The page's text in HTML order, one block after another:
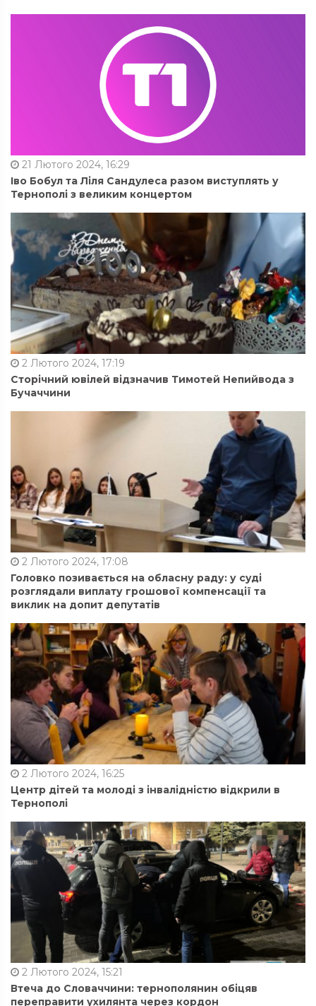
21 Лютого 2024, 16:29
Іво Бобул та Ліля Сандулеса разом виступлять у
Тернополі з великим концертом
2 Лютого 2024, 17:19
Сторічний ювілей відзначив Тимотей Непийвода з
Бучаччини
2 Лютого 2024, 17:08
Головко позивається на обласну раду: у суді
розглядали виплату грошової компенсації та
виклик на допит депутатів
2 Лютого 2024, 16:25
Центр дітей та молоді з інвалідністю відкрили в
Тернополі
2 Лютого 2024, 15:21
Втеча до Словаччини: тернополянин обіцяв
переправити ухилянта через кордон